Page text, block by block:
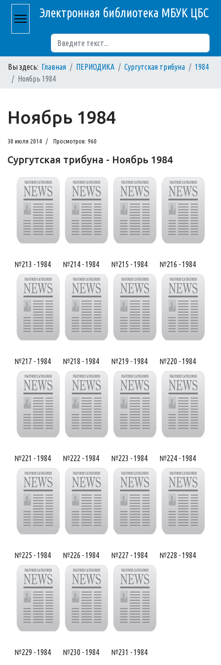
Электронная библиотека МБУК ЦБС
Вы здесь: Главная ПЕРИОДИКА Сургутская трибуна
1984
Ноябрь 1984
Ноябрь 1984
30 июля 2014 Просмотров: 960
Сургутская трибуна - Ноябрь 1984
№213 - 1984 №214 - 1984 №215 - 1984 №216 - 1984
№217 - 1984 №218 - 1984 №219 - 1984 №220 - 1984
№221 - 1984 №222 - 1984 №223 - 1984 №224 - 1984
№225 - 1984 №226 - 1984 №227 - 1984 №228 - 1984
№229 - 1984 №230 - 1984 №231 - 1984